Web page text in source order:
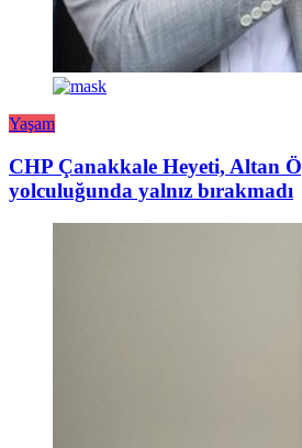
Yaşam
CHP Çanakkale Heyeti, Altan
yolculuğunda yalnız bırakmadı